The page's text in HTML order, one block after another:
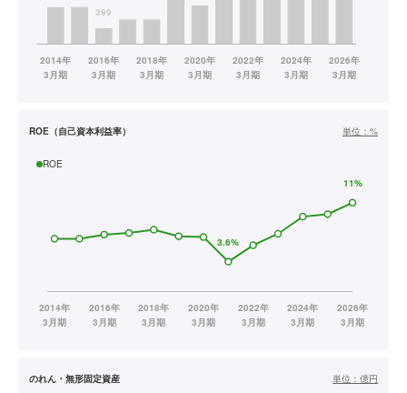
ROE（自己資本利益率） 単位： %
ROE
のれん・無形固定資産 単位： 億円